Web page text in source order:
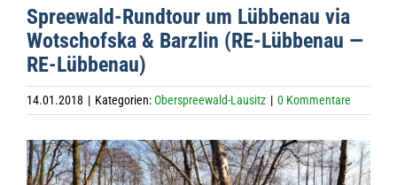
Spree­wald-Rund­tour um Lüb­benau via
Wot­schofska & Barz­lin (RE-Lüb­benau —
RE-Lübbenau)
14.01.2018 | Kategorien:Oberspreewald-Lausitz | 0 Kommentare
Zeige
grösseres